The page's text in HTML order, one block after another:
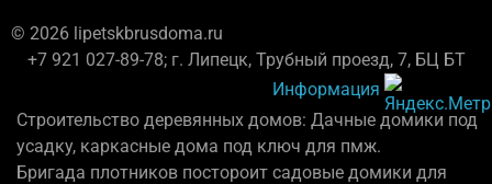
© 2026 lipetskbrusdoma.ru
+7 921 027-89-78; г. Липецк, Трубный проезд, 7, БЦ БТ
Информация
Строительство деревянных домов: Дачные домики под
усадку, каркасные дома под ключ для пмж.
Бригада плотников постороит садовые домики для